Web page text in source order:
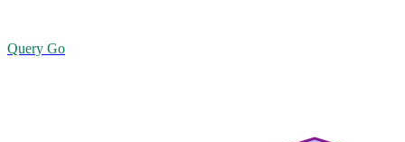
Query Go